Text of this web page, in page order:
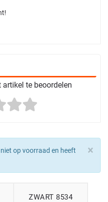
artikel te beoordelen
×
op voorraad en heeft
ZWART 8534